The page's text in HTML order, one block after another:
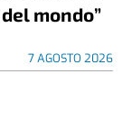
mondo”
7 AGOSTO 2026